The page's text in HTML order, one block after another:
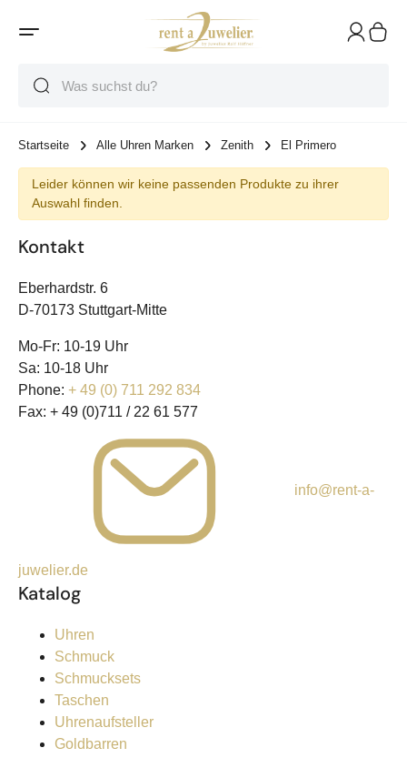
Startseite Alle Uhren Marken Zenith El Primero
Leider können wir keine passenden Produkte zu ihrer
Auswahl finden.
Kontakt
Eberhardstr. 6
D-70173 Stuttgart-Mitte
Mo-Fr: 10-19 Uhr
Sa: 10-18 Uhr
Phone: + 49 (0) 711 292 834
Fax: + 49 (0)711 / 22 61 577
info@rent-a-
juwelier.de
Katalog
Uhren
Schmuck
Schmucksets
Taschen
Uhrenaufsteller
Goldbarren